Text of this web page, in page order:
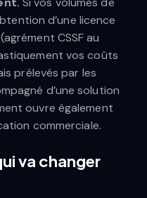
d’une licence
CSSF au
vos coûts
prélevés par les
d’une solution
ouvre également
commerciale.
va changer